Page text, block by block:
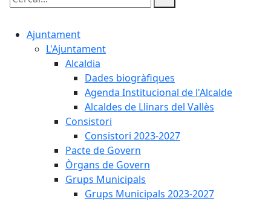
Cercar:
Ajuntament
L'Ajuntament
Alcaldia
Dades biogràfiques
Agenda Institucional de l'Alcalde
Alcaldes de Llinars del Vallès
Consistori
Consistori 2023-2027
Pacte de Govern
Òrgans de Govern
Grups Municipals
Grups Municipals 2023-2027